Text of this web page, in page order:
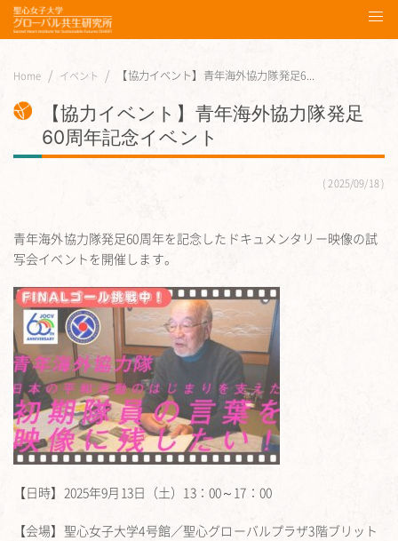
Home イベント 【協力イベント】青年海外協力隊発足6...
【協力イベント】青年海外協力隊発足
60周年記念イベント
2025/09/18
青年海外協力隊発足60周年を記念したドキュメンタリー映像の試
写会イベントを開催します。
【日時】2025年9月13日（土）13：00～17：00
【会場】聖心女子大学4号館／聖心グローバルプラザ3階ブリット